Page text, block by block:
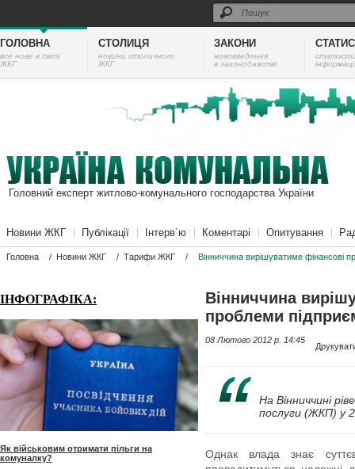
ГОЛОВНА
все нове в світі
ЖКГ
СТОЛИЦЯ
новини столичного
ЖКГ
ЗАКОНИ
нововведення
в законодавстві
Головний експерт житлово-комунального господарства України
Новини ЖКГ Публікації Інтерв`ю Коментарі Опитування
Головна / Новини ЖКГ / Тарифи ЖКГ / Вінниччина вирішуватиме фінансові
ІНФОГРАФІКА:
Як військовим отримати пільги на
комуналку?
Вінниччина
проблеми
08 Лютого 2012 p. 14:45
На Вінниччині
послуги (ЖКП) у
Однак влада знає